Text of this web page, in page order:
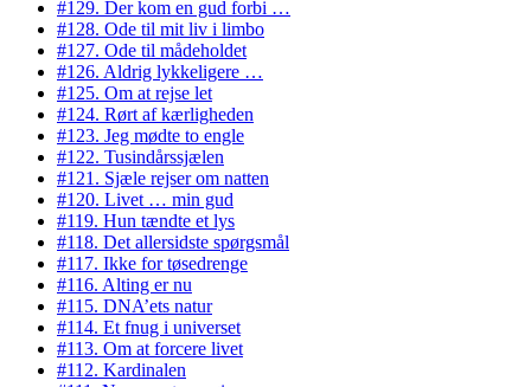
#129. Der kom en gud forbi …
#128. Ode til mit liv i limbo
#127. Ode til mådeholdet
#126. Aldrig lykkeligere …
#125. Om at rejse let
#124. Rørt af kærligheden
#123. Jeg mødte to engle
#122. Tusindårssjælen
#121. Sjæle rejser om natten
#120. Livet … min gud
#119. Hun tændte et lys
#118. Det allersidste spørgsmål
#117. Ikke for tøsedrenge
#116. Alting er nu
#115. DNA’ets natur
#114. Et fnug i universet
#113. Om at forcere livet
#112. Kardinalen